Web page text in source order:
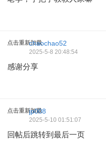
点击重新加载chaochao52
2025-5-8 20:48:54
感谢分享
点击重新加载
jp008
2025-5-10 01:51:07
回帖后跳转到最后一页